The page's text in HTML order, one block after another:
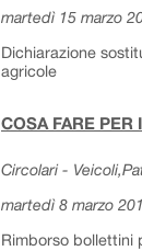
martedì 15 marzo
Dichiarazione
agricole
COSA FARE PER
Circolari -
martedì 8 marzo
Rimborso bollettini